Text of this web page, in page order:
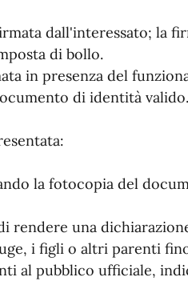
dall'interessato; la
di bollo.
in presenza del
di identità valido.
la fotocopia del
rendere una
i figli o altri parenti
al pubblico ufficiale,